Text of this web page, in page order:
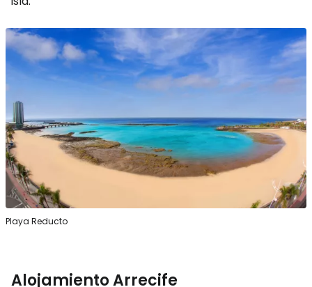
Playa Reducto
Alojamiento Arrecife